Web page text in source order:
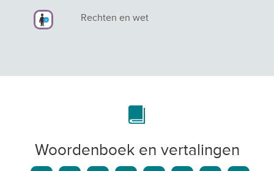
Rechten en wet
Woordenboek en vertalingen